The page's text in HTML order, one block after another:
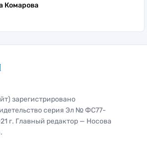
Комарова
зарегистрировано
серия Эл № ФС77-
г. Главный редактор — Носова